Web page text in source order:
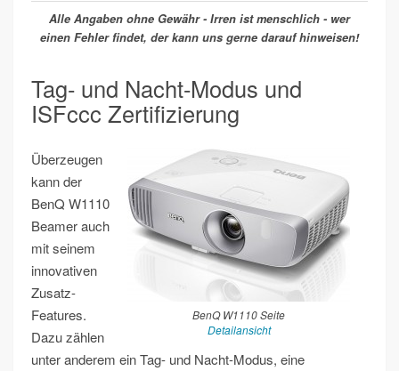
Alle Angaben ohne Gewähr - Irren ist menschlich - wer
einen Fehler findet, der kann uns gerne darauf hinweisen!
Tag- und Nacht-Modus und
ISFccc Zertifizierung
BenQ W1110 Seite
Detailansicht
Überzeugen
kann der
BenQ W1110
Beamer auch
mit seinem
innovativen
Zusatz-
Features.
Dazu zählen
unter anderem ein Tag- und Nacht-Modus, eine